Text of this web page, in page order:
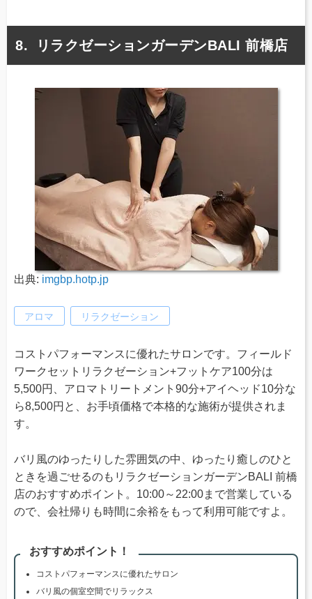
リラクゼーションガーデンBALI 前橋店
出典: imgbp.hotp.jp
アロマ リラクゼーション
コストパフォーマンスに優れたサロンです。フィールド
ワークセットリラクゼーション+フットケア100分は
5,500円、アロマトリートメント90分+アイヘッド10分な
ら8,500円と、お手頃価格で本格的な施術が提供されま
す。
バリ風のゆったりした雰囲気の中、ゆったり癒しのひと
ときを過ごせるのもリラクゼーションガーデンBALI 前橋
店のおすすめポイント。10:00～22:00まで営業している
ので、会社帰りも時間に余裕をもって利用可能ですよ。
おすすめポイント！
コストパフォーマンスに優れたサロン
バリ風の個室空間でリラックス